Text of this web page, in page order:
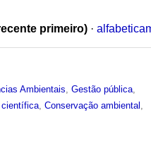
primeiro) ·
Ambientais ,Gestão pública
científica ,Conservação ambiental